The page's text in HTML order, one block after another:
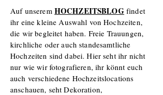
Auf unserem HOCHZEITSBLOGfindet
ihr eine kleine Auswahl von Hochzeiten,
die wir begleitet haben. Freie Trauungen,
kirchliche oder auch standesamtliche
Hochzeiten sind dabei. Hier seht ihr nicht
nur wie wir fotografieren, ihr könnt euch
auch verschiedene Hochzeitslocations
anschauen, seht Dekoration,